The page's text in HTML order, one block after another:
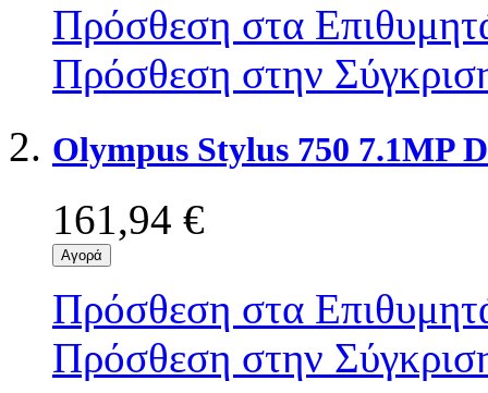
Πρόσθεση στα
Πρόσθεση στην
Olympus Stylus 750 7.1MP
161,94 €
Αγορά
Πρόσθεση στα
Πρόσθεση στην